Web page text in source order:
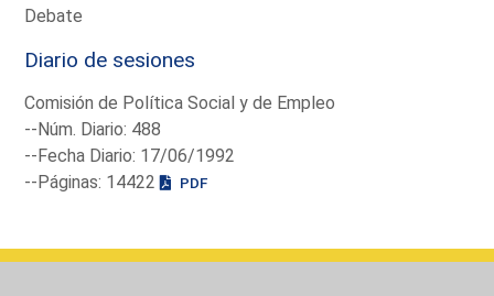
Debate
Diario de sesiones
Comisión de Política Social y de Empleo
--Núm. Diario: 488
--Fecha Diario: 17/06/1992
--Páginas: 14422
PDF